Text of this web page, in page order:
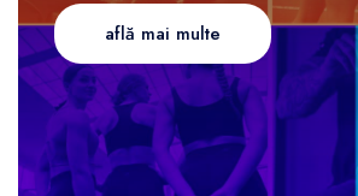
află mai multe